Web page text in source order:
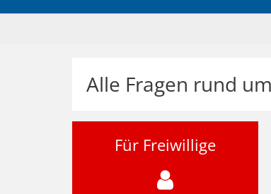
Alle Fragen rund
Für Freiwillige